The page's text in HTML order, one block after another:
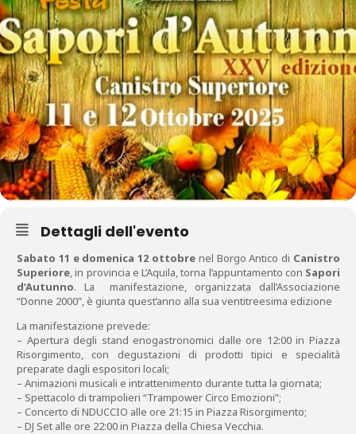
Dettagli dell'evento
Sabato 11 e domenica 12 ottobre nel Borgo Antico di Canistro
Superiore, in provincia e L’Aquila, torna l’appuntamento con Sapori
d’Autunno. La manifestazione, organizzata dall’Associazione
“Donne 2000”, è giunta quest’anno alla sua ventitreesima edizione
La manifestazione prevede:
– Apertura degli stand enogastronomici dalle ore 12:00 in Piazza
Risorgimento, con degustazioni di prodotti tipici e specialità
preparate dagli espositori locali;
– Animazioni musicali e intrattenimento durante tutta la giornata;
– Spettacolo di trampolieri “Trampower Circo Emozioni”;
– Concerto di NDUCCIO alle ore 21:15 in Piazza Risorgimento;
– DJ Set alle ore 22:00 in Piazza della Chiesa Vecchia.